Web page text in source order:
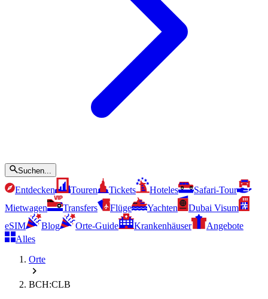
Suchen...
Entdecken Touren Tickets Hoteles
Safari-Tour
Mietwagen
Transfers Flüge Yachten
Dubai Visum
eSIM
Blog Orte-Guide Krankenhäuser
Angebote
Alles
Orte
BCH:CLB